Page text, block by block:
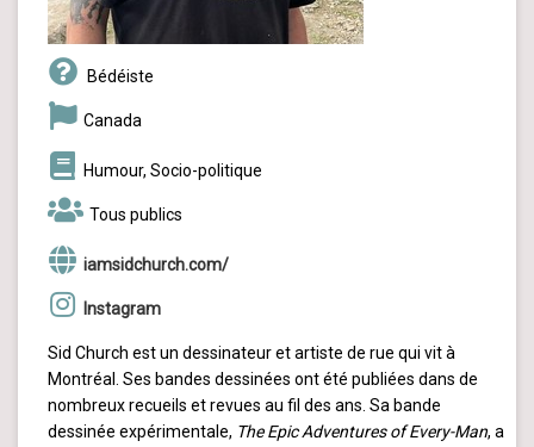
Bédéiste
Canada
Humour, Socio-politique
Tous publics
iamsidchurch.com/
Instagram
Sid Church est un dessinateur et artiste de rue qui vit à
Montréal. Ses bandes dessinées ont été publiées dans de
nombreux recueils et revues au fil des ans. Sa bande
dessinée expérimentale, The Epic Adventures of Every-Man, a